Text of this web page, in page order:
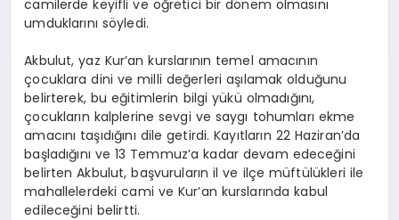
camilerde keyifli ve öğretici bir dönem olmasını
umduklarını söyledi.
Akbulut, yaz Kur’an kurslarının temel amacının
çocuklara dini ve milli değerleri aşılamak olduğunu
belirterek, bu eğitimlerin bilgi yükü olmadığını,
çocukların kalplerine sevgi ve saygı tohumları ekme
amacını taşıdığını dile getirdi. Kayıtların 22 Haziran’da
başladığını ve 13 Temmuz’a kadar devam edeceğini
belirten Akbulut, başvuruların il ve ilçe müftülükleri ile
mahallelerdeki cami ve Kur’an kurslarında kabul
edileceğini belirtti.